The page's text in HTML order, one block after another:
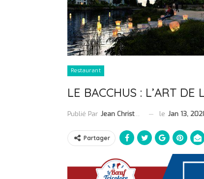
Restaurant
LE BACCHUS : L’ART DE
Publié Par Jean Christophe Collet le Jan 13,
Partager